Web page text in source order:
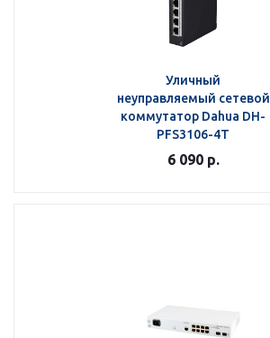
Уличный
неуправляемый сетевой
коммутатор Dahua DH-
PFS3106-4T
6 090р.